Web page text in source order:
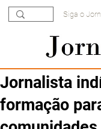
Siga o
Jornalista
formação